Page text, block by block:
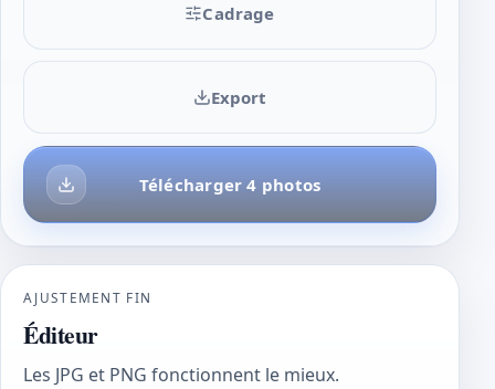
Cadrage
Télécharger 4 photos
Export
AJUSTEMENT FIN
Éditeur
Les JPG et PNG fonctionnent le mieux.